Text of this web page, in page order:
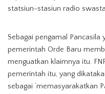
statsiun-stasiun radio
Sebagai pengamal Pancasila
pemerintah Orde Baru
menguatkan klaimnya itu.
pemerintah itu, yang
sebagai ‘memasyarakatkan